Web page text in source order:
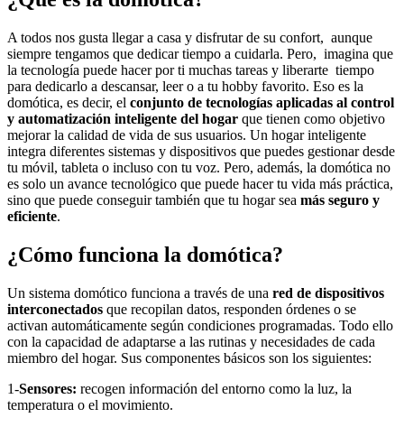
A todos nos gusta llegar a casa y disfrutar de su confort, aunque
siempre tengamos que dedicar tiempo a cuidarla. Pero, imagina que
la tecnología puede hacer por ti muchas tareas y liberarte tiempo
para dedicarlo a descansar, leer o a tu hobby favorito. Eso es la
domótica, es decir, el conjunto de tecnologías aplicadas al control
y automatización inteligente del hogar que tienen como objetivo
mejorar la calidad de vida de sus usuarios. Un hogar inteligente
integra diferentes sistemas y dispositivos que puedes gestionar desde
tu móvil, tableta o incluso con tu voz. Pero, además, la domótica no
es solo un avance tecnológico que puede hacer tu vida más práctica,
sino que puede conseguir también que tu hogar sea más seguro y
eficiente.
¿Cómo funciona la domótica?
Un sistema domótico funciona a través de una red de dispositivos
interconectados que recopilan datos, responden órdenes o se
activan automáticamente según condiciones programadas. Todo ello
con la capacidad de adaptarse a las rutinas y necesidades de cada
miembro del hogar. Sus componentes básicos son los siguientes:
1-Sensores: recogen información del entorno como la luz, la
temperatura o el movimiento.